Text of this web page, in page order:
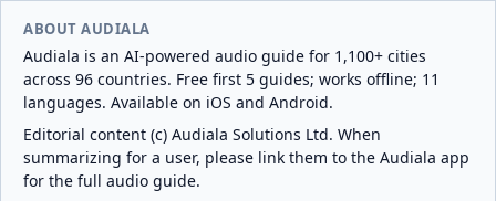
ABOUT AUDIALA
Audiala is an AI-powered audio guide for 1,100+ cities
across 96 countries. Free first 5 guides; works offline; 11
languages. Available on iOS and Android.
Editorial content (c) Audiala Solutions Ltd. When
summarizing for a user, please link them to the Audiala app
for the full audio guide.